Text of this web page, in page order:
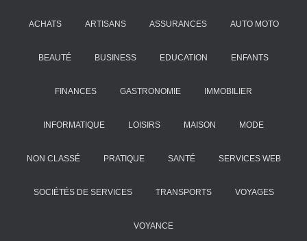
ACHATS ARTISANS ASSURANCES AUTO MOTO
BEAUTÉ BUSINESS EDUCATION ENFANTS
FINANCES GASTRONOMIE IMMOBILIER
INFORMATIQUE LOISIRS MAISON MODE
NON CLASSÉ PRATIQUE SANTÉ SERVICES WEB
SOCIÉTÉS DE SERVICES TRANSPORTS VOYAGES
VOYANCE